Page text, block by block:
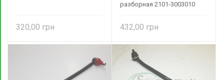
320,00
разборная 2101-3003010
432,00